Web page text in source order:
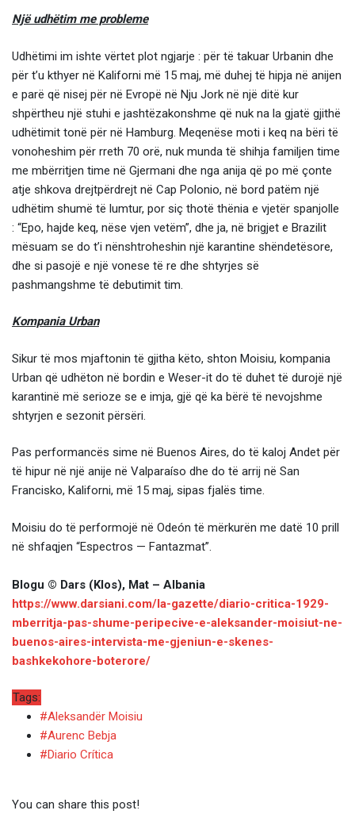
Një udhëtim me probleme
Udhëtimi im ishte vërtet plot ngjarje : për të takuar Urbanin dhe
për t’u kthyer në Kaliforni më 15 maj, më duhej të hipja në anijen
e parë që nisej për në Evropë në Nju Jork në një ditë kur
shpërtheu një stuhi e jashtëzakonshme që nuk na la gjatë gjithë
udhëtimit tonë për në Hamburg. Meqenëse moti i keq na bëri të
vonoheshim për rreth 70 orë, nuk munda të shihja familjen time
me mbërritjen time në Gjermani dhe nga anija që po më çonte
atje shkova drejtpërdrejt në Cap Polonio, në bord patëm një
udhëtim shumë të lumtur, por siç thotë thënia e vjetër spanjolle
: “Epo, hajde keq, nëse vjen vetëm”, dhe ja, në brigjet e Brazilit
mësuam se do t’i nënshtroheshin një karantine shëndetësore,
dhe si pasojë e një vonese të re dhe shtyrjes së
pashmangshme të debutimit tim.
Kompania Urban
Sikur të mos mjaftonin të gjitha këto, shton Moisiu, kompania
Urban që udhëton në bordin e Weser-it do të duhet të durojë një
karantinë më serioze se e imja, gjë që ka bërë të nevojshme
shtyrjen e sezonit përsëri.
Pas performancës sime në Buenos Aires, do të kaloj Andet për
të hipur në një anije në Valparaíso dhe do të arrij në San
Francisko, Kaliforni, më 15 maj, sipas fjalës time.
Moisiu do të performojë në Odeón të mërkurën me datë 10 prill
në shfaqjen “Espectros — Fantazmat”.
Blogu © Dars (Klos), Mat – Albania
https://www.darsiani.com/la-gazette/diario-critica-1929-
mberritja-pas-shume-peripecive-e-aleksander-moisiut-ne-
buenos-aires-intervista-me-gjeniun-e-skenes-
bashkekohore-boterore/
Tags:
#Aleksandër Moisiu
#Aurenc Bebja
#Diario Crítica
You can share this post!